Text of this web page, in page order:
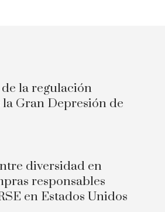
la regulación
Gran Depresión de
diversidad en
responsables
en Estados Unidos